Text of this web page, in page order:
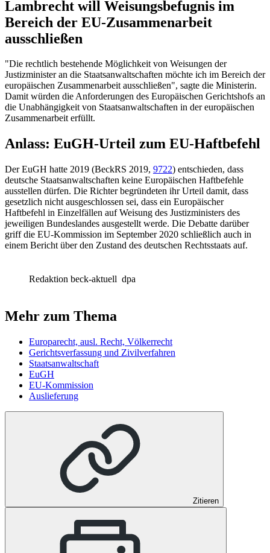
Lambrecht will Weisungsbefugnis im
Bereich der EU-Zusammenarbeit
ausschließen
"Die rechtlich bestehende Möglichkeit von Weisungen der
Justizminister an die Staatsanwaltschaften möchte ich im Bereich der
europäischen Zusammenarbeit ausschließen", sagte die Ministerin.
Damit würden die Anforderungen des Europäischen Gerichtshofs an
die Unabhängigkeit von Staatsanwaltschaften in der europäischen
Zusammenarbeit erfüllt.
Anlass: EuGH-Urteil zum EU-Haftbefehl
DerEuGH hatte 2019 (BeckRS 2019, 9722) entschieden, dass
deutsche Staatsanwaltschaften keine Europäischen Haftbefehle
ausstellen dürfen. Die Richter begründeten ihr Urteil damit, dass
gesetzlich nicht ausgeschlossen sei, dass ein Europäischer
Haftbefehl in Einzelfällen auf Weisung des Justizministers des
jeweiligen Bundeslandes ausgestellt werde. Die Debatte darüber
griff die EU-Kommission im September 2020 schließlich auch in
einem Bericht über den Zustand des deutschen Rechtsstaats auf.
Redaktion beck-aktuell dpa
Mehr zum Thema
Europarecht, ausl. Recht, Völkerrecht
Gerichtsverfassung und Zivilverfahren
Staatsanwaltschaft
EuGH
EU-Kommission
Auslieferung
Zitieren